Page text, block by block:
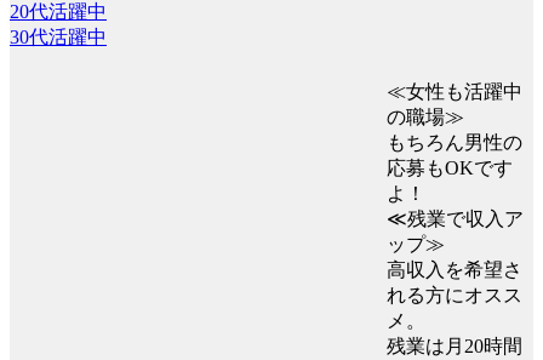
20代活躍中
30代活躍中
≪女性も活躍中
の職場≫
もちろん男性の
応募もOKです
よ！
≪残業で収入ア
ップ≫
高収入を希望さ
れる方にオスス
メ。
残業は月20時間